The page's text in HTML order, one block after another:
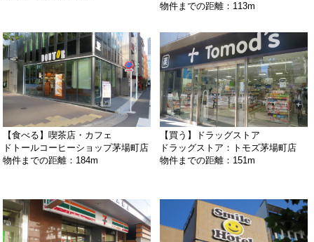
物件までの距離：113m
【食べる】喫茶店・カフェ
ドトールコーヒーショップ茅場町店
物件までの距離：184m
【買う】ドラッグストア
ドラッグストア：トモズ茅場町店
物件までの距離：151m